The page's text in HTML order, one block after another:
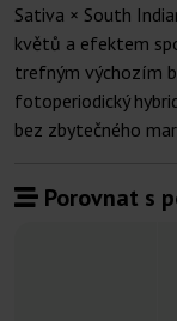
Sativa × South
květů a efektem
trefným výchozím
fotoperiodický
bez zbytečného
Porovnat s